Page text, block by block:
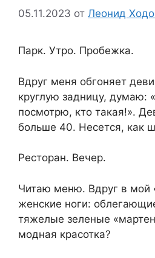
05.11.2023 от Леонид
Парк. Утро. Пробежка.
Вдруг меня обгоняет
круглую задницу, думаю:
посмотрю, кто такая!».
больше 40. Несется, как
Ресторан. Вечер.
Читаю меню. Вдруг в мой
женские ноги:
тяжелые зеленые
модная красотка?